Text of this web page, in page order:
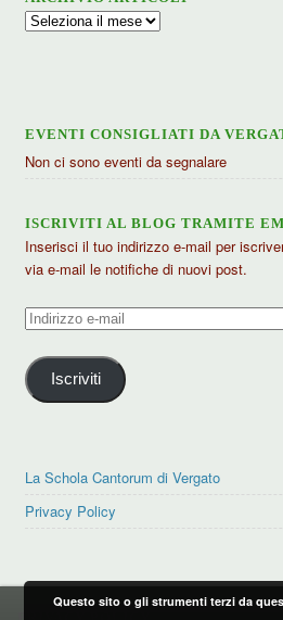
Archivio
EVENTI CONSIGLIATI DA
Non ci sono eventi da segnalare
ISCRIVITI AL BLOG TRAMITE
Inserisci il tuo indirizzo e-mail per
via e-mail le notifiche di nuovi post.
Indirizzo
mail
Iscriviti
La Schola Cantorum di Vergato
Privacy Policy
Questo sito o gli strumenti terzi da